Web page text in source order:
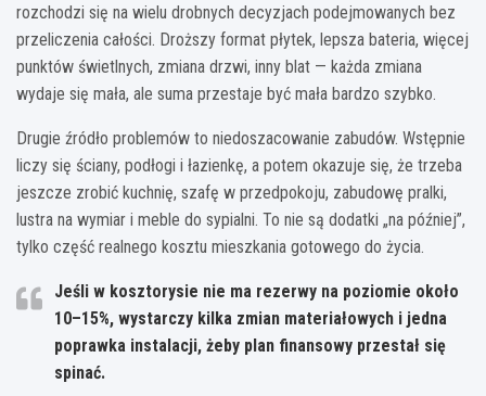
rozchodzi się na wielu drobnych decyzjach podejmowanych bez
przeliczenia całości. Droższy format płytek, lepsza bateria, więcej
punktów świetlnych, zmiana drzwi, inny blat — każda zmiana
wydaje się mała, ale suma przestaje być mała bardzo szybko.
Drugie źródło problemów to niedoszacowanie zabudów. Wstępnie
liczy się ściany, podłogi i łazienkę, a potem okazuje się, że trzeba
jeszcze zrobić kuchnię, szafę w przedpokoju, zabudowę pralki,
lustra na wymiar i meble do sypialni. To nie są dodatki „na później”,
tylko część realnego kosztu mieszkania gotowego do życia.
Jeśli w kosztorysie nie ma rezerwy na poziomie około
10–15%, wystarczy kilka zmian materiałowych i jedna
poprawka instalacji, żeby plan finansowy przestał się
spinać.